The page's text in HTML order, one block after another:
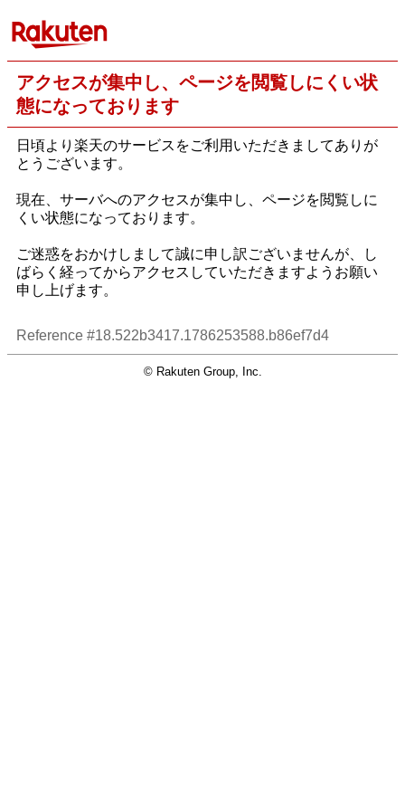
アクセスが集中し、ページを閲覧しにくい状
態になっております
日頃より楽天のサービスをご利用いただきましてありが
とうございます。
現在、サーバへのアクセスが集中し、ページを閲覧しに
くい状態になっております。
ご迷惑をおかけしまして誠に申し訳ございませんが、し
ばらく経ってからアクセスしていただきますようお願い
申し上げます。
Reference #18.522b3417.1786253588.b86ef7d4
© Rakuten Group, Inc.